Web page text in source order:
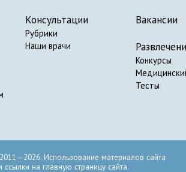
Консультации
Рубрики
Наши врачи
Вакансии
Конкурсы
Тесты
Использование материалов сайта
на главную страницу сайта.